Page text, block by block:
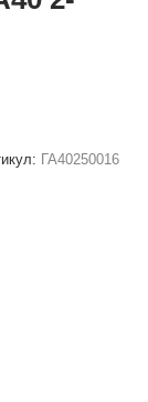
ГА40250016